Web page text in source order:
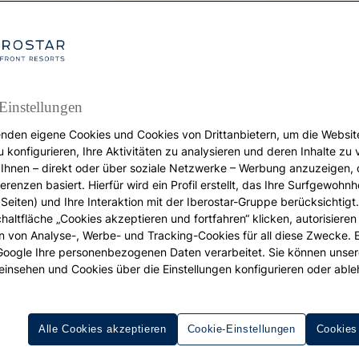
URLAUB
organisiere ich
Reise mit Freunden?
bringt
Sie an Orte, an die Sie allein nicht gelangen
eigene Cookies und Cookies von Drittanbietern, um die
konfigurieren, Ihre Aktivitäten zu analysieren und deren Inhalte zu
– direkt oder über soziale Netzwerke – Werbung anzuzeigen,
basiert. Hierfür wird ein Profil erstellt, das Ihre
und Ihre Interaktion mit der Iberostar-Gruppe berücksichtigt.
„Cookies akzeptieren und fortfahren“ klicken, autorisieren
von Analyse-, Werbe- und Tracking-Cookies für all diese Zwecke.
Ihre personenbezogenen Daten verarbeitet. Sie können
und Cookies über die Einstellungen konfigurieren oder
Cookie-Einstellungen
Alle Cookies akzeptieren